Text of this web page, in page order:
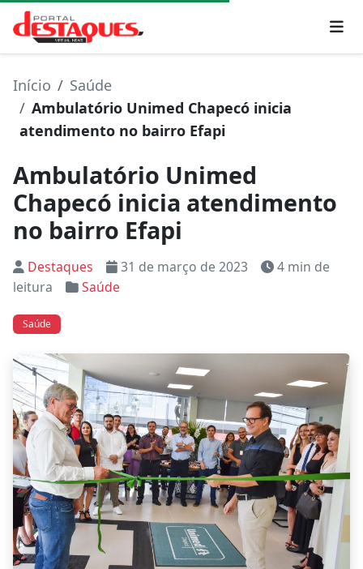
Início
Saúde
Ambulatório Unimed Chapecó inicia
atendimento no bairro Efapi
Ambulatório Unimed
Chapecó inicia atendimento
no bairro Efapi
Destaques 31 de março de 2023
4 min de
leitura
Saúde
Saúde